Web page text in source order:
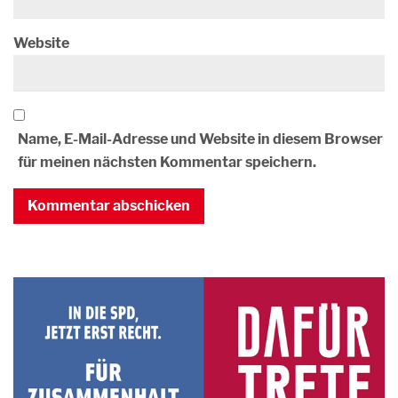
Website
Name, E-Mail-Adresse und Website in diesem Browser
für meinen nächsten Kommentar speichern.